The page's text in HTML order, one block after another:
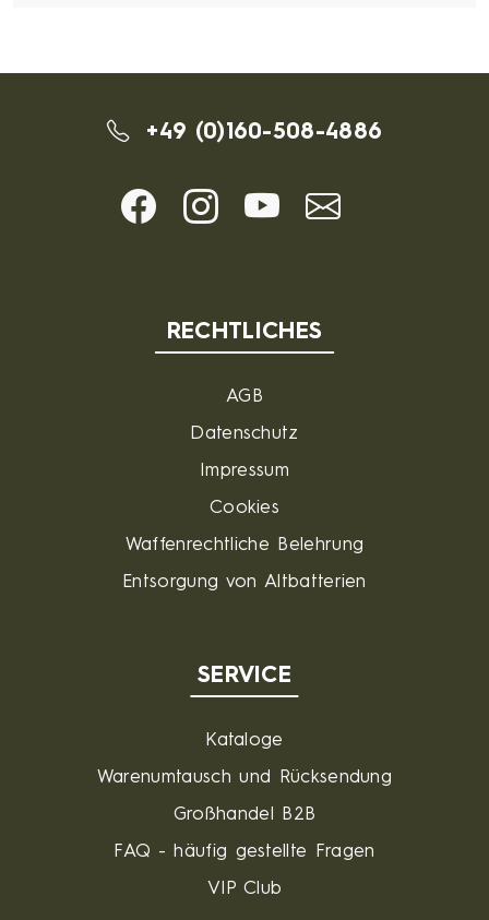
+49 (0)160-508-4886
RECHTLICHES
AGB
Datenschutz
Impressum
Cookies
Waffenrechtliche Belehrung
Entsorgung von Altbatterien
SERVICE
Kataloge
Warenumtausch und Rücksendung
Großhandel B2B
FAQ - häufig gestellte Fragen
VIP Club